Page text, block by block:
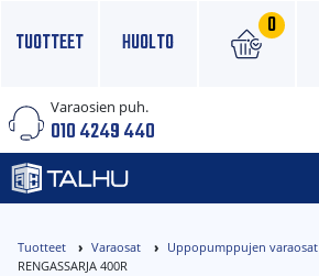
TUOTTEET HUOLTO
0
Varaosien puh.
010 4249 440
Tuotteet Varaosat Uppopumppujen varaosat
RENGASSARJA 400R